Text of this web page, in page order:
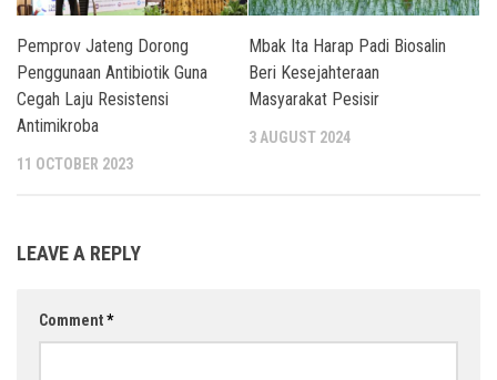
Pemprov Jateng Dorong
Penggunaan Antibiotik Guna
Cegah Laju Resistensi
Antimikroba
11 OCTOBER 2023
Mbak Ita Harap Padi Biosalin
Beri Kesejahteraan
Masyarakat Pesisir
3 AUGUST 2024
LEAVE A REPLY
Comment*